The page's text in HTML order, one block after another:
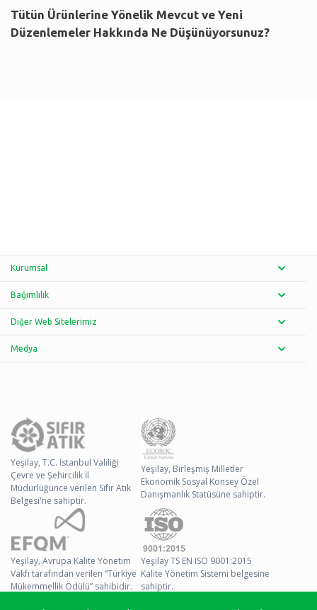
Tütün Ürünlerine Yönelik Mevcut ve Yeni
Düzenlemeler Hakkında Ne Düşünüyorsunuz?
Kurumsal
Bağımlılık
Diğer Web Sitelerimiz
Medya
Yeşilay, T.C. İstanbul Valiliği
Çevre ve Şehircilik İl
Müdürlüğünce verilen Sıfır Atık
Belgesi'ne sahiptir.
Yeşilay, Birleşmiş Milletler
Ekonomik Sosyal Konsey Özel
Danışmanlık Statüsüne sahiptir.
Yeşilay, Avrupa Kalite Yönetim
Vakfı tarafından verilen “Türkiye
Mükemmellik Ödülü” sahibidir.
Yeşilay TS EN ISO 9001:2015
Kalite Yönetim Sistemi belgesine
sahiptir.